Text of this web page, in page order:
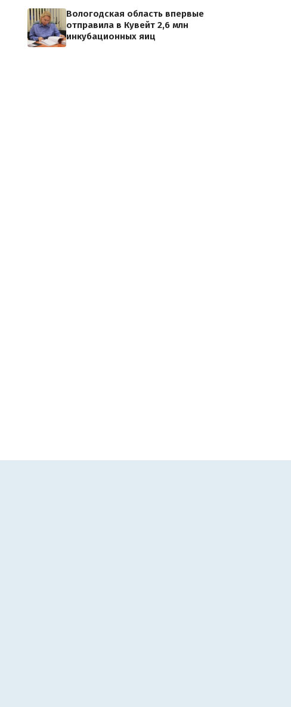
Вологодская область впервые
отправила в Кувейт 2,6 млн
инкубационных яиц